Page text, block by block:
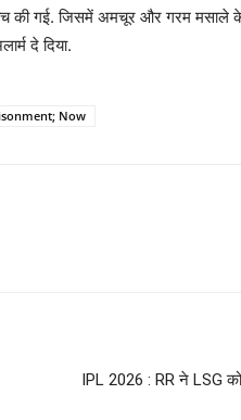
की गई. जिसमें अमचूर और गरम
दे दिया.
Now
IPL 2026 : RR ने LSG